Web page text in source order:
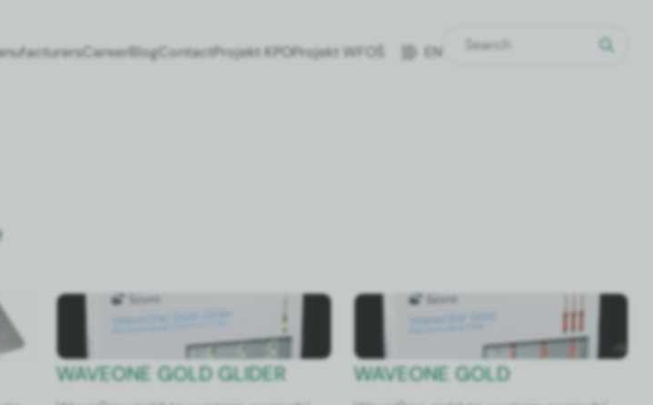
CareerBlogCon­tactPro­jekt KPOPro­jekt WFOŚ EN
WAVEONE GOLD GLIDER WAVEONE GOLD